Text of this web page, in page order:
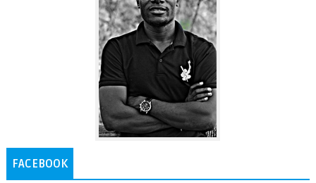
FACEBOOK